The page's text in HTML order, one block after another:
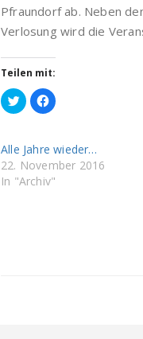
Pfraundorf ab. Neben
Verlosung wird die
Teilen mit:
Klick,
um
über
teilen
(Wird
in
neuem
Fenster
Klick,
um
teilen
(Wird
in
neuem
Fenster
Alle Jahre wieder…
22. November 2016
In "Archiv"